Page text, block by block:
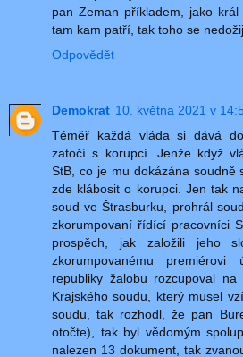
pan Zeman příkladem, jako
tam kam patří, tak toho se
Odpovědět
Demokrat 10. května 2021 v
Téměř každá vláda si dává
zatočí s korupcí. Jenže když
StB, co je mu dokázána soudně
zde klábosit o korupci. Jen tak
soud ve Štrasburku, prohrál
zkorumpovaní řídící pracovníci
prospěch, jak založili jeho
zkorumpovanému premiérovi
republiky žalobu rozcupoval
Krajského soudu, který musel
soudu, tak rozhodl, že pan
otočte), tak byl vědomým
nalezen 13 dokument, tak